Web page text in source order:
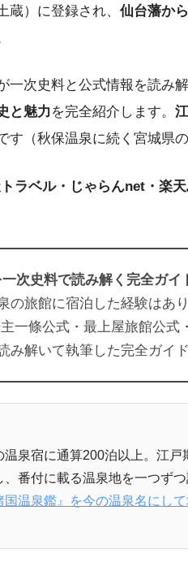
蔵）に登録され、 仙台藩か
一次史料と公式情報を読み解
と魅力 を完全紹介します。
す（秋保温泉に続く宮城県の
トラベル・じゃらんnet・楽
次史料で読み解く完全ガイ
の旅館に宿泊した経験はあ
一條公式・最上屋旅館公式
み解いて執筆した完全ガイド
温泉宿に通算200泊以上。江
番付に載る温泉地を一つず
温泉鑑』を今の温泉名にし